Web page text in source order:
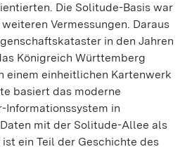
Die Solitude-Basis war
Vermessungen. Daraus
in den Jahren
Königreich Württemberg
einem einheitlichen Kartenwerk
basiert das moderne
in
mit der Solitude-Allee als
ein Teil der Geschichte des